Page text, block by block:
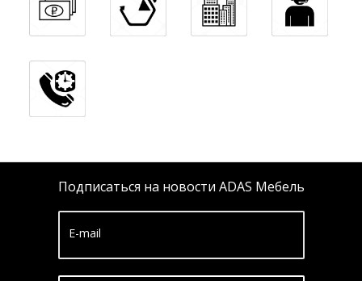
Подписаться на новости ADAS Мебель
E-mail